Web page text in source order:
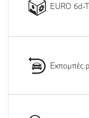
EURO 6d-
Εκπομπές